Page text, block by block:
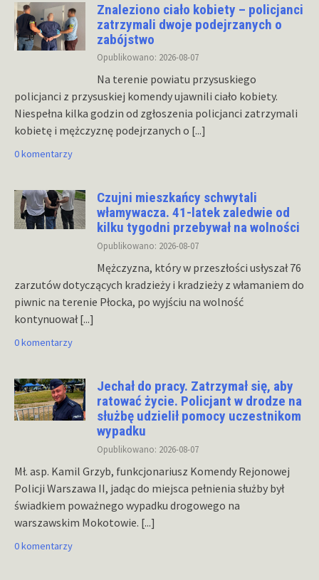
Znaleziono ciało kobiety – policjanci
zatrzymali dwoje podejrzanych o
zabójstwo
Opublikowano: 2026-08-07
Na terenie powiatu przysuskiego
policjanci z przysuskiej komendy ujawnili ciało kobiety.
Niespełna kilka godzin od zgłoszenia policjanci zatrzymali
kobietę i mężczyznę podejrzanych o [...]
0 komentarzy
Czujni mieszkańcy schwytali
włamywacza. 41-latek zaledwie od
kilku tygodni przebywał na wolności
Opublikowano: 2026-08-07
Mężczyzna, który w przeszłości usłyszał 76
zarzutów dotyczących kradzieży i kradzieży z włamaniem do
piwnic na terenie Płocka, po wyjściu na wolność
kontynuował[...]
0 komentarzy
Jechał do pracy. Zatrzymał się, aby
ratować życie. Policjant w drodze na
służbę udzielił pomocy uczestnikom
wypadku
Opublikowano: 2026-08-07
Mł. asp. Kamil Grzyb, funkcjonariusz Komendy Rejonowej
Policji Warszawa II, jadąc do miejsca pełnienia służby był
świadkiem poważnego wypadku drogowego na
warszawskim Mokotowie. [...]
0 komentarzy